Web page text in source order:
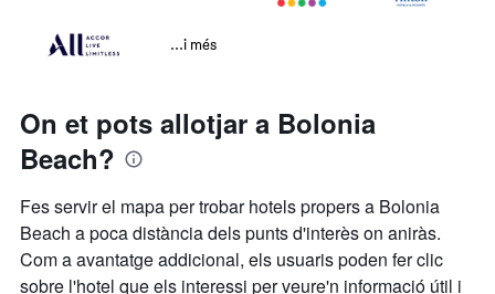
...i més
On et pots allotjar a Bolonia
Beach?
Fes servir el mapa per trobar hotels propers a Bolonia
Beach a poca distància dels punts d'interès on aniràs.
Com a avantatge addicional, els usuaris poden fer clic
sobre l'hotel que els interessi per veure'n informació útil i